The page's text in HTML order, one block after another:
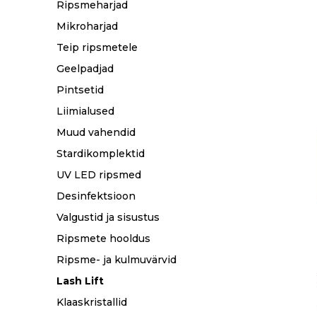
Ripsmeharjad
Mikroharjad
Teip ripsmetele
Geelpadjad
Pintsetid
Liimialused
Muud vahendid
Stardikomplektid
UV LED ripsmed
Desinfektsioon
Valgustid ja sisustus
Ripsmete hooldus
Ripsme- ja kulmuvärvid
Lash Lift
Klaaskristallid